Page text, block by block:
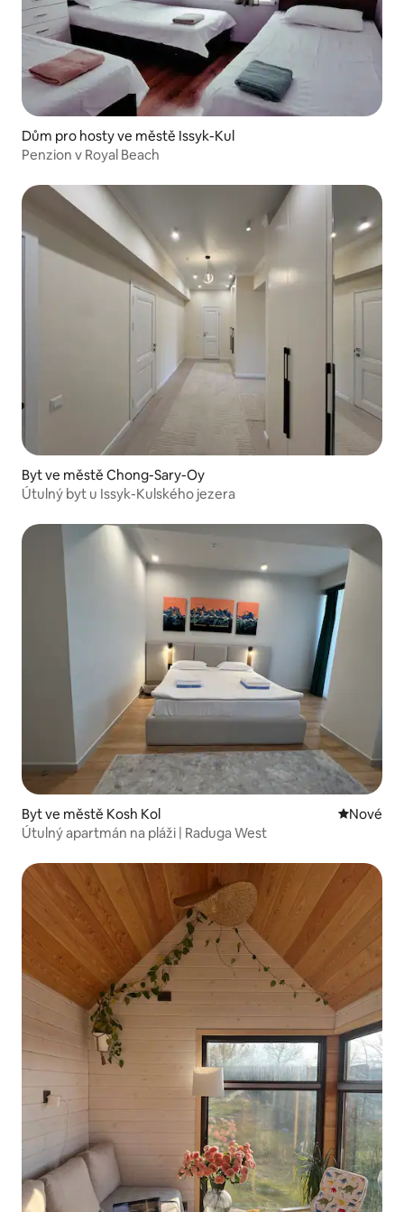
Dům pro hosty ve městě Issyk-Kul
Penzion v Royal Beach
Byt ve městě Chong-Sary-Oy
Útulný byt u Issyk-Kulského jezera
Byt ve městě Kosh Kol Nové
Nové
Útulný apartmán na pláži | Raduga West